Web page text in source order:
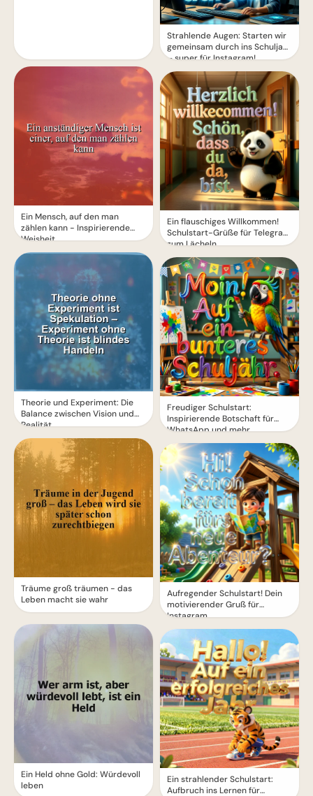
Ein Mensch, auf den man
zählen kann - Inspirierende
Weisheit
Theorie und Experiment: Die
Balance zwischen Vision und
Realität
Träume groß träumen - das
Leben macht sie wahr
Ein Held ohne Gold: Würdevoll
leben
Strahlende Augen: Starten wir
gemeinsam durch ins Schuljahr
– super für Instagram!
Ein flauschiges Willkommen!
Schulstart-Grüße für Telegram
zum Lächeln
Freudiger Schulstart:
Inspirierende Botschaft für
WhatsApp und mehr
Aufregender Schulstart! Dein
motivierender Gruß für
Instagram
Ein strahlender Schulstart:
Aufbruch ins Lernen für